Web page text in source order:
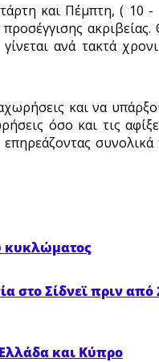
και Πέμπτη, ( 10 -
ακριβείας.
ανά τακτά
και να
όσο και τις
συνολικά
κυκλώματος
στο Σίδνεϊ πριν από
και Κύπρο